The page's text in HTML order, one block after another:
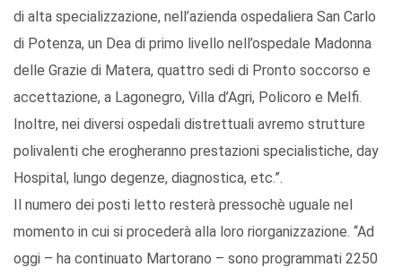
di alta specializzazione, nell’azienda ospedaliera San Carlo
di Potenza, un Dea di primo livello nell’ospedale Madonna
delle Grazie di Matera, quattro sedi di Pronto soccorso e
accettazione, a Lagonegro, Villa d’Agri, Policoro e Melfi.
Inoltre, nei diversi ospedali distrettuali avremo strutture
polivalenti che erogheranno prestazioni specialistiche, day
Hospital, lungo degenze, diagnostica, etc.”.
Il numero dei posti letto resterà pressochè uguale nel
momento in cui si procederà alla loro riorganizzazione. “Ad
oggi – ha continuato Martorano – sono programmati 2250